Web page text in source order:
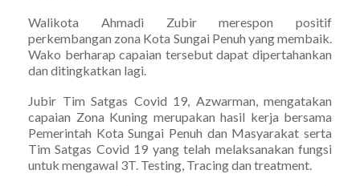
Walikota Ahmadi Zubir merespon positif
perkembangan zona Kota Sungai Penuh yang membaik.
Wako berharap capaian tersebut dapat dipertahankan
dan ditingkatkan lagi.
Jubir Tim Satgas Covid 19, Azwarman, mengatakan
capaian Zona Kuning merupakan hasil kerja bersama
Pemerintah Kota Sungai Penuh dan Masyarakat serta
Tim Satgas Covid 19 yang telah melaksanakan fungsi
untuk mengawal 3T. Testing, Tracing dan treatment.